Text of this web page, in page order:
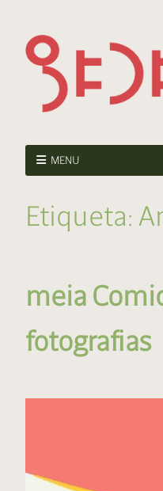
MENU
Etiqueta:
meia
fotografias